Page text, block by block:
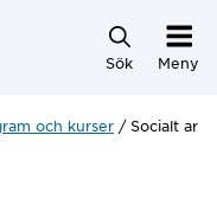
Sök Meny
och kurser Socialt